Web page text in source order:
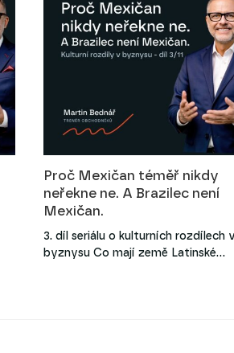
Proč Mexičan téměř nikdy
neřekne ne. A Brazilec není
Mexičan.
3. díl seriálu o kulturních rozdílech
byznysu Co mají země Latinské…